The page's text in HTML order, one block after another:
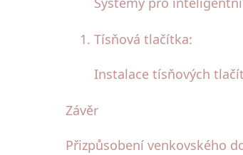
Tísňová tlačítka:
Instalace tísňových
Závěr
Přizpůsobení venkovského